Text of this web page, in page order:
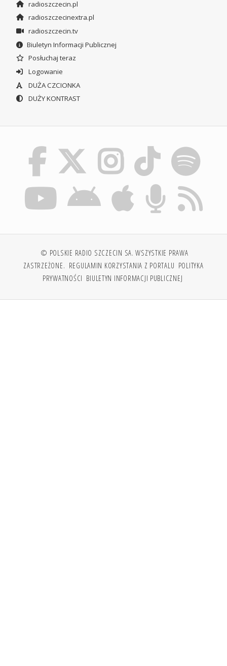
radioszczecin.pl
radioszczecinextra.pl
radioszczecin.tv
Biuletyn Informacji Publicznej
Posłuchaj teraz
Logowanie
DUŻA CZCIONKA
DUŻY KONTRAST
© POLSKIE RADIO SZCZECIN SA. WSZYSTKIE PRAWA
ZASTRZEŻONE. REGULAMIN KORZYSTANIA Z PORTALU POLITYKA
PRYWATNOŚCI BIULETYN INFORMACJI PUBLICZNEJ